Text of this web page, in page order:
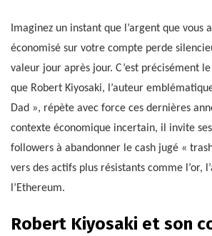
Imaginez un instant que l’argent que vous
économisé sur votre compte perde
valeur jour après jour. C’est précisément
que Robert Kiyosaki, l’auteur
Dad », répète avec force ces dernières
contexte économique incertain, il invite
followers à abandonner le cash jugé «
vers des actifs plus résistants comme l’or,
l’Ethereum.
Robert Kiyosaki et son